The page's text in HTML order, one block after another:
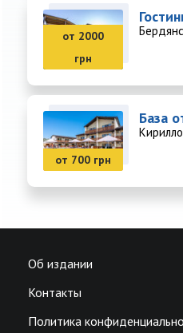
от 2000
грн
от 700 грн
База
Об издании
Контакты
Политика